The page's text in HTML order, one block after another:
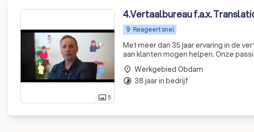
photo_size_select_actual5
4.Vertaalbureau f.a.x.
Reageert snel
Met meer dan 35 jaar ervaring in de
aan klanten mogen helpen. Onze
hebt. Of je nu een enkel woord of
place Werkgebied Obdam
timelapse 38 jaar in bedrijf